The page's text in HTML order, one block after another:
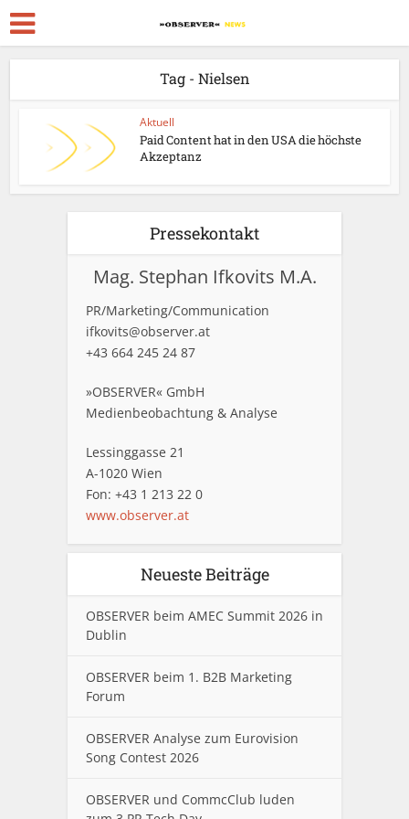
Tag - Nielsen
Aktuell
Paid Content hat in den USA die höchste
Akzeptanz
Pressekontakt
Mag. Stephan Ifkovits M.A.
PR/Marketing/Communication
ifkovits@observer.at
+43 664 245 24 87
»OBSERVER« GmbH
Medienbeobachtung & Analyse
Lessinggasse 21
A-1020 Wien
Fon: +43 1 213 22 0
www.observer.at
Neueste Beiträge
OBSERVER beim AMEC Summit 2026 in
Dublin
OBSERVER beim 1. B2B Marketing
Forum
OBSERVER Analyse zum Eurovision
Song Contest 2026
OBSERVER und CommcClub luden